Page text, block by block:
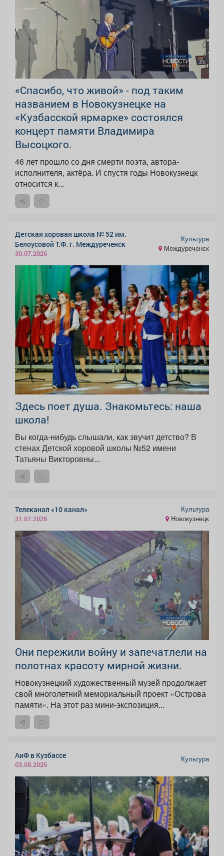
«Спасибо, что живой» - под таким
названием в Новокузнецке на
«Кузбасской ярмарке» состоялся
концерт памяти Владимира
Высоцкого.
46 лет прошло со дня смерти поэта, автора-
исполнителя, актёра. И спустя годы Новокузнецк
относится к...
Детская хоровая школа № 52 им.
Белоусовой Т.Ф. г. Междуреченск
30.07.2026
Культура
Междуреченск
Здесь поет душа. Знакомьтесь: наша
школа!
Вы когда-нибудь слышали, как звучит детство? В
стенах Детской хоровой школы №52 имени
Татьяны Викторовны...
Телеканал «10 канал»
31.07.2026
Культура
Новокузнецк
Они пережили войну и запечатлели на
полотнах красоту мирной жизни.
Новокузнецкий художественный музей продолжает
свой многолетний мемориальный проект «Острова
памяти». На этот раз мини-экспозиция...
АиФ в Кузбассе
03.08.2026
Культура